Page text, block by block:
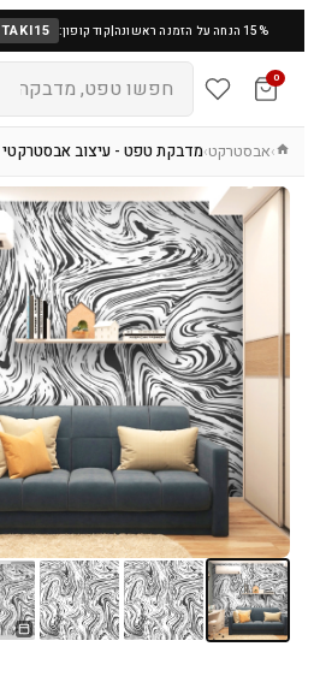
15% הנחה על הזמנה ראשונה |קוד קופון: TAKI15
0
›אבסטרקט›מדבקת טפט - עיצוב אבסטרקטי